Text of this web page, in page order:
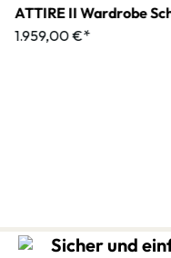
ATTIRE II Wardrobe
1.959,00 €*
Sicher und